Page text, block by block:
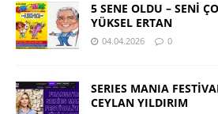
5 SENE OLDU – SENİ
YÜKSEL ERTAN
04.04.2026 0
SERIES MANIA
CEYLAN YILDIRIM